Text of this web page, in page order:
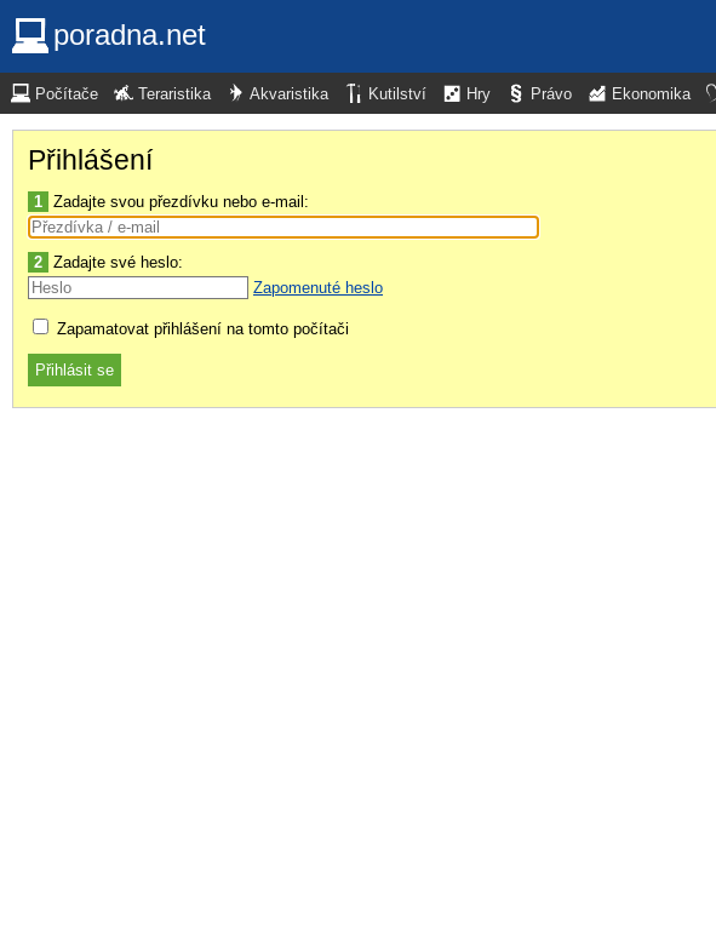
poradna.net
Počítače Teraristika Akvaristika Kutilství Hry Právo Ekonomika
Přihlášení
1 Zadajte svou přezdívku nebo e-mail:
2 Zadajte své heslo:
Zapomenuté heslo
Zapamatovat přihlášení na tomto počítači